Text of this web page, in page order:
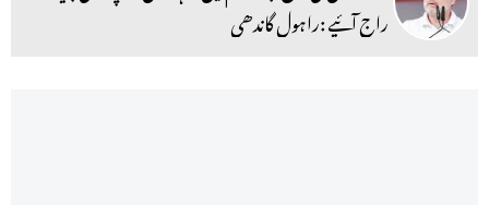
راج آئیے :راہول گاندھی